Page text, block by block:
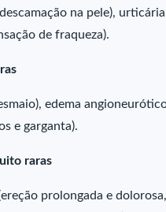
na pele),
de fraqueza).
edema
e garganta).
raras
prolongada e